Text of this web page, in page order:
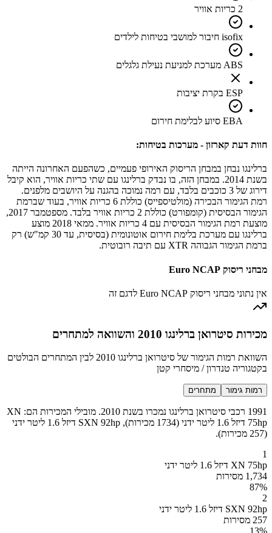
2 כריות אוויר
isofix חיבור למושבי בטיחות לילדים
ABS מערכת למניעת נעילת גלגלים
ESP בקרת יציבות
EBA סיוע לבלימת חירום
חוות דעת קארזון - מערכות בטיחות:
ברלינגו נבחן במבחן הריסוק האירופי פעמיים, כשהפעם האחרונה הייתה
בשנת 2014. במבחן הזה, בו נבדק ברלינגו עם שתי כריות אוויר, הוא קיבל
דירוג של 3 כוכבים בלבד, עם רמה נמוכה בהגנה על היושבים מלפנים.
רמת הגימור הבכירה (מולטיספייס) כוללת 6 כריות אוויר, בעוד שברמת
הגימור הבסיסית (קומפורט) כוללת 2 כריות אוויר בלבד. מספטמבר 2017,
מוצעת רמת הגימור הבסיסית עם 4 כריות אוויר. ממאי 2018 מוצע
ברלינגו עם מערכת בלימת חירום אוטונומית (בסיסית, עד 30 קמ"ש) רק
ברמת הגימור הגבוהה XTR עם תיבה רובוטית.
מבחני ריסוק Euro NCAP
אין נתוני מבחני ריסוק Euro NCAP לדגם זה
מכירות סיטרואן ברלינגו 2010 והשוואה למתחרים
השוואת רמות הגימור של סיטרואן ברלינגו 2010 לבין המתחרים הבולטים
בקטגוריה טנדרון / מיסחרי קטן
רמות גימור מתחרים
1991 רכבי סיטרואן ברלינגו נמכרו בשנת 2010. מובילי המכירות הם: XN
75hp דיזל 1.6 ליטר ידני (1734 מכירות), SXN 92hp דיזל 1.6 ליטר ידני
(257 מכירות).
1
XN 75hp דיזל 1.6 ליטר ידני
1,734 מסירות
87%
2
SXN 92hp דיזל 1.6 ליטר ידני
257 מסירות